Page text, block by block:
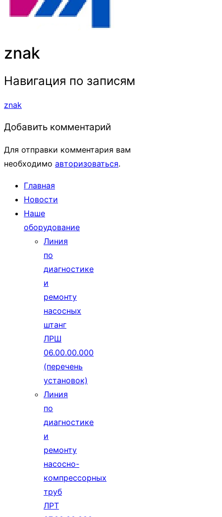
znak
Навигация по записям
znak
Добавить комментарий
Для отправки комментария вам
необходимо авторизоваться.
Главная
Новости
Наше
оборудование
Линия
по
диагностике
и
ремонту
насосных
штанг
ЛРШ
06.00.00.000
(перечень
установок)
Линия
по
диагностике
и
ремонту
насосно-
компрессорных
труб
ЛРТ